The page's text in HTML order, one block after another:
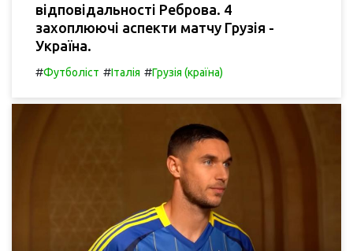
відповідальності Реброва. 4
захоплюючі аспекти матчу Грузія -
Україна.
#Футболіст #Італія #Грузія (країна)